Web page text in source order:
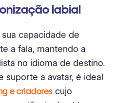
labial
capacidade de
a fala, mantendo a
no idioma de destino.
suporte a avatar, é ideal
e criadores cujo